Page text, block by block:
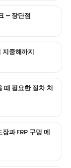
— 장단점
지중해까지
때 필요한 절차 처
과 FRP 구멍 메